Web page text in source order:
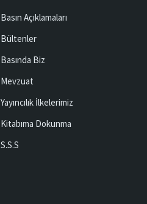
Basın Açıklamaları
Bültenler
Basında Biz
Mevzuat
Yayıncılık İlkelerimiz
Kitabıma Dokunma
S.S.S